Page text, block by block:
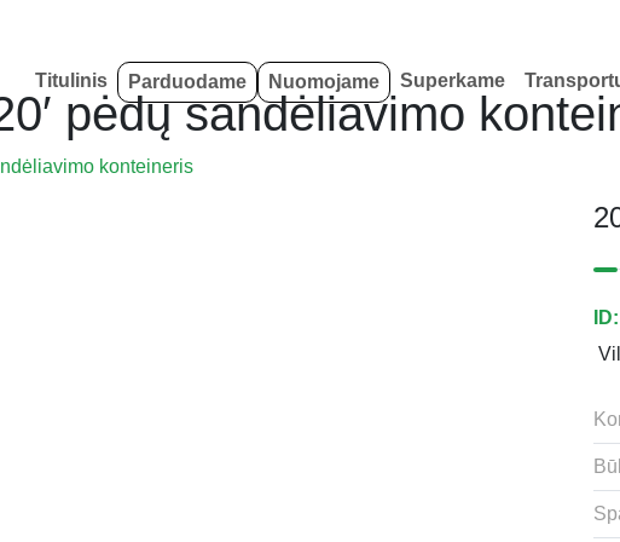
Titulinis Parduodame Nuomojame Superkame
pėdų sandėliavimo
konteineris